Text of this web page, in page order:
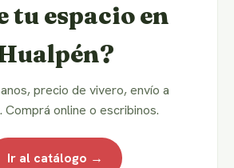
tu espacio en
precio de vivero, envío a
Comprá online o escribinos.
Ir al catálogo →